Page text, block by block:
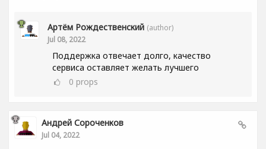
Артём Рождественский (author)
Jul 08, 2022
Поддержка отвечает долго, качество
сервиса оставляет желать лучшего
0 props
Андрей Сороченков
Jul 04, 2022